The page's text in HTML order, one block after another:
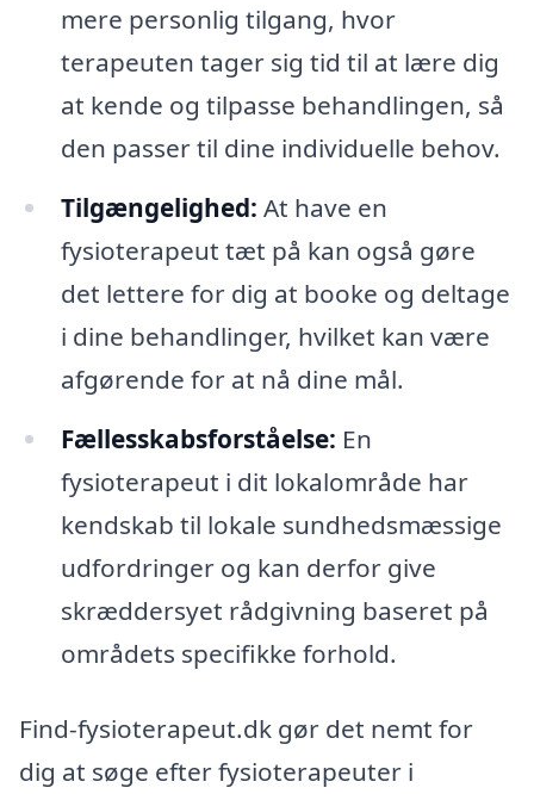
mere personlig tilgang, hvor
terapeuten tager sig tid til at lære dig
at kende og tilpasse behandlingen, så
den passer til dine individuelle behov.
Tilgængelighed: At have en
fysioterapeut tæt på kan også gøre
det lettere for dig at booke og deltage
i dine behandlinger, hvilket kan være
afgørende for at nå dine mål.
Fællesskabsforståelse: En
fysioterapeut i dit lokalområde har
kendskab til lokale sundhedsmæssige
udfordringer og kan derfor give
skræddersyet rådgivning baseret på
områdets specifikke forhold.
Find-fysioterapeut.dk gør det nemt for
dig at søge efter fysioterapeuter i